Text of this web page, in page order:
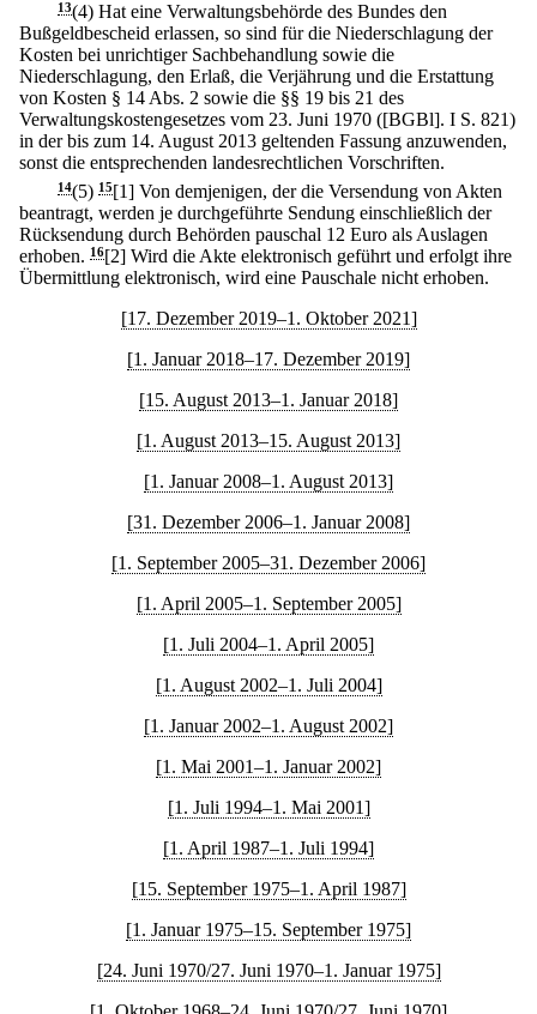
13(4) Hat eine Verwaltungsbehörde des Bundes den
Bußgeldbescheid erlassen, so sind für die Niederschlagung der
Kosten bei unrichtiger Sachbehandlung sowie die
Niederschlagung, den Erlaß, die Verjährung und die Erstattung
von Kosten § 14 Abs. 2 sowie die §§ 19 bis 21 des
Verwaltungskostengesetzes vom 23. Juni 1970 ([BGBl]. I S. 821)
in der bis zum 14. August 2013 geltenden Fassung anzuwenden,
sonst die entsprechenden landesrechtlichen Vorschriften.
14(5) 15[1] Von demjenigen, der die Versendung von Akten
beantragt, werden je durchgeführte Sendung einschließlich der
Rücksendung durch Behörden pauschal 12 Euro als Auslagen
erhoben. 16[2] Wird die Akte elektronisch geführt und erfolgt ihre
Übermittlung elektronisch, wird eine Pauschale nicht erhoben.
[17. Dezember 2019–1. Oktober 2021]
[1. Januar 2018–17. Dezember 2019]
[15. August 2013–1. Januar 2018]
[1. August 2013–15. August 2013]
[1. Januar 2008–1. August 2013]
[31. Dezember 2006–1. Januar 2008]
[1. September 2005–31. Dezember 2006]
[1. April 2005–1. September 2005]
[1. Juli 2004–1. April 2005]
[1. August 2002–1. Juli 2004]
[1. Januar 2002–1. August 2002]
[1. Mai 2001–1. Januar 2002]
[1. Juli 1994–1. Mai 2001]
[1. April 1987–1. Juli 1994]
[15. September 1975–1. April 1987]
[1. Januar 1975–15. September 1975]
[24. Juni 1970/27. Juni 1970–1. Januar 1975]